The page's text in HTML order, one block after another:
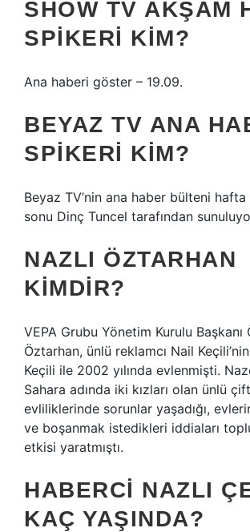
SHOW TV AKŞAM
SPIKERI KIM?
Ana haberi göster – 19.09.
BEYAZ TV ANA
SPIKERI KIM?
Beyaz TV’nin ana haber bülteni
sonu Dinç Tuncel tarafından
NAZLI ÖZTARHAN
KIMDIR?
VEPA Grubu Yönetim Kurulu Başkanı
Öztarhan, ünlü reklamcı Nail Keçili’nin
Keçili ile 2002 yılında evlenmişti.
Sahara adında iki kızları olan ünlü
evliliklerinde sorunlar yaşadığı,
ve boşanmak istedikleri iddiaları
etkisi yaratmıştı.
HABERCI NAZLI
KAÇ YAŞINDA?